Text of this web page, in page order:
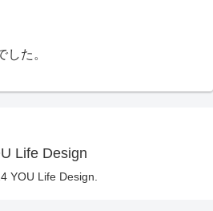
た。
Life Design
YOU Life Design.